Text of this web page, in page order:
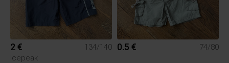
2 €
134/140
Icepeak
0.5 € 74/80